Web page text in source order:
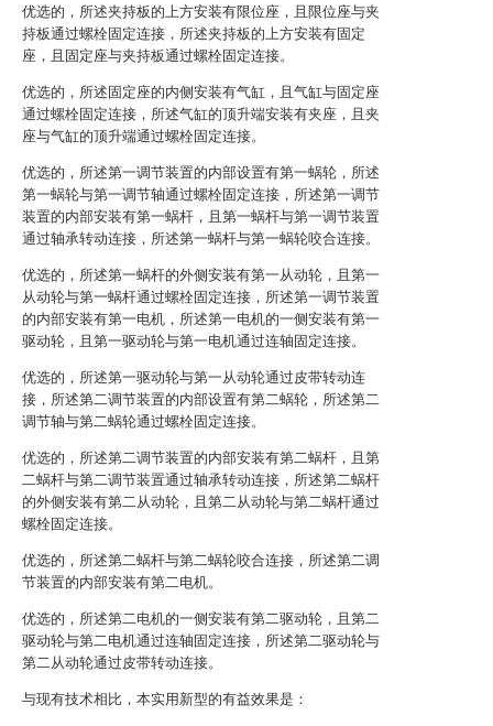
优选的，所述夹持板的上方安装有限位座，且限位座与夹
持板通过螺栓固定连接，所述夹持板的上方安装有固定
座，且固定座与夹持板通过螺栓固定连接。
优选的，所述固定座的内侧安装有气缸，且气缸与固定座
通过螺栓固定连接，所述气缸的顶升端安装有夹座，且夹
座与气缸的顶升端通过螺栓固定连接。
优选的，所述第一调节装置的内部设置有第一蜗轮，所述
第一蜗轮与第一调节轴通过螺栓固定连接，所述第一调节
装置的内部安装有第一蜗杆，且第一蜗杆与第一调节装置
通过轴承转动连接，所述第一蜗杆与第一蜗轮咬合连接。
优选的，所述第一蜗杆的外侧安装有第一从动轮，且第一
从动轮与第一蜗杆通过螺栓固定连接，所述第一调节装置
的内部安装有第一电机，所述第一电机的一侧安装有第一
驱动轮，且第一驱动轮与第一电机通过连轴固定连接。
优选的，所述第一驱动轮与第一从动轮通过皮带转动连
接，所述第二调节装置的内部设置有第二蜗轮，所述第二
调节轴与第二蜗轮通过螺栓固定连接。
优选的，所述第二调节装置的内部安装有第二蜗杆，且第
二蜗杆与第二调节装置通过轴承转动连接，所述第二蜗杆
的外侧安装有第二从动轮，且第二从动轮与第二蜗杆通过
螺栓固定连接。
优选的，所述第二蜗杆与第二蜗轮咬合连接，所述第二调
节装置的内部安装有第二电机。
优选的，所述第二电机的一侧安装有第二驱动轮，且第二
驱动轮与第二电机通过连轴固定连接，所述第二驱动轮与
第二从动轮通过皮带转动连接。
与现有技术相比，本实用新型的有益效果是：